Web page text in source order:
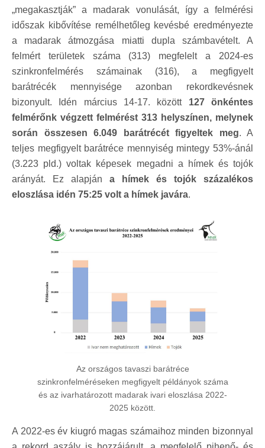
„megakasztják” a madarak vonulását, így a felmérési
időszak kibővítése remélhetőleg kevésbé eredményezte
a madarak átmozgása miatti dupla számbavételt. A
felmért területek száma (313) megfelelt a 2024-es
szinkronfelmérés számainak (316), a megfigyelt
barátrécék mennyisége azonban rekordkevésnek
bizonyult. Idén március 14-17. között 127 önkéntes
felmérőnk végzett felmérést 313 helyszínen, melynek
során összesen 6.049 barátrécét figyeltek meg. A
teljes megfigyelt barátréce mennyiség mintegy 53%-ánál
(3.223 pld.) voltak képesek megadni a hímek és tojók
arányát. Ez alapján a hímek és tojók százalékos
eloszlása idén 75:25 volt a hímek javára.
Az országos tavaszi barátréce
szinkronfelméréseken megfigyelt példányok száma
és az ivarhatározott madarak ivari eloszlása 2022-
2025 között.
A 2022-es év kiugró magas számaihoz minden bizonnyal